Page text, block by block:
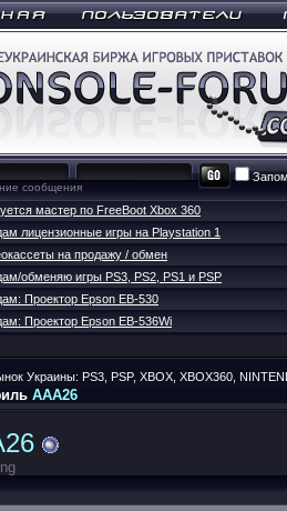
сообщения
мастер по FreeBoot Xbox 360
лицензионные игры на Playstation 1
на продажу / обмен
обменяю игры PS3, PS2, PS1 и PSP
Проектор Epson EB-530
Проектор Epson EB-536Wi
Украины: PS3, PSP, XBOX, XBOX360,
AAA26